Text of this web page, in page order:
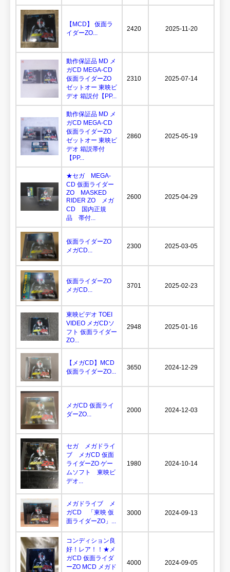
【MCD】 仮面ラ
イダーZO...
2420 2025-11-20
動作保証品 MD メ
ガCD MEGA-CD
仮面ライダーZO
ゼットオー 東映ビ
デオ 箱説付【PP...
2310 2025-07-14
動作保証品 MD メ
ガCD MEGA-CD
仮面ライダーZO
ゼットオー 東映ビ
デオ 箱説帯付
【PP...
2860 2025-05-19
★セガ MEGA-
CD 仮面ライダー
ZO MASKED
RIDER ZO メガ
CD 国内正規
品 帯付...
2600 2025-04-29
仮面ライダーZO
メガCD...
2300 2025-03-05
仮面ライダーZO
メガCD...
3701 2025-02-23
東映ビデオ TOEI
VIDEO メガCDソ
フト 仮面ライダー
ZO...
2948 2025-01-16
【メガCD】MCD
仮面ライダーZO...
3650 2024-12-29
メガCD 仮面ライ
ダーZO...
2000 2024-12-03
セガ メガドライ
ブ メガCD 仮面
ライダーZO ゲー
ムソフト 東映ビ
デオ...
1980 2024-10-14
メガドライブ メ
ガCD 「東映 仮
面ライダーZO」...
3000 2024-09-13
コンディション良
好！レア！！★メ
ガCD 仮面ライダ
ーZO MCD メガド
4000 2024-09-05